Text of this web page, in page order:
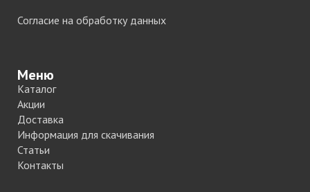
Согласие на обработку данных
Меню
Каталог
Акции
Доставка
Информация для скачивания
Статьи
Контакты